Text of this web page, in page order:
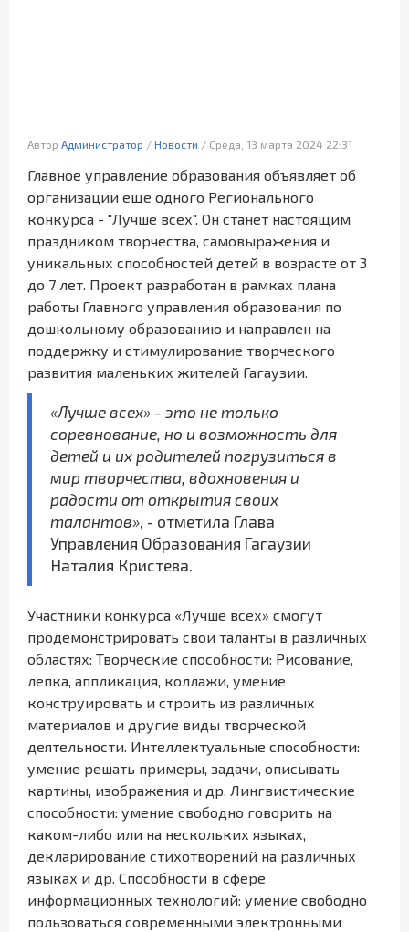
Автор Администратор / Новости / Среда, 13 марта 2024 22:31
Главное управление образования объявляет об
организации еще одного Регионального
конкурса - "Лучше всех". Он станет настоящим
праздником творчества, самовыражения и
уникальных способностей детей в возрасте от 3
до 7 лет. Проект разработан в рамках плана
работы Главного управления образования по
дошкольному образованию и направлен на
поддержку и стимулирование творческого
развития маленьких жителей Гагаузии.
«Лучше всех» - это не только
соревнование, но и возможность для
детей и их родителей погрузиться в
мир творчества, вдохновения и
радости от открытия своих
талантов», - отметила Глава
Управления Образования Гагаузии
Наталия Кристева.
Участники конкурса «Лучше всех» смогут
продемонстрировать свои таланты в различных
областях: Творческие способности: Рисование,
лепка, аппликация, коллажи, умение
конструировать и строить из различных
материалов и другие виды творческой
деятельности. Интеллектуальные способности:
умение решать примеры, задачи, описывать
картины, изображения и др. Лингвистические
способности: умение свободно говорить на
каком-либо или на нескольких языках,
декларирование стихотворений на различных
языках и др. Способности в сфере
информационных технологий: умение свободно
пользоваться современными электронными